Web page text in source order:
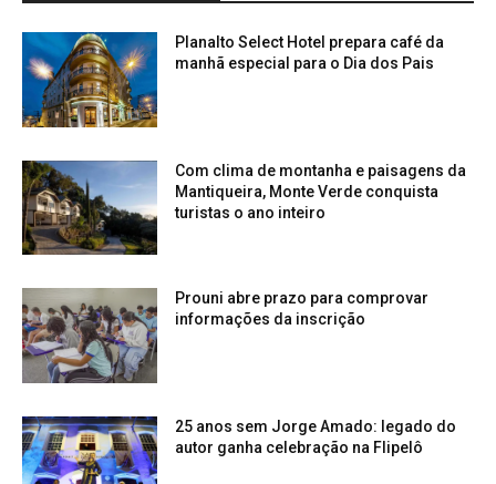
Planalto Select Hotel prepara café da
manhã especial para o Dia dos Pais
Com clima de montanha e paisagens da
Mantiqueira, Monte Verde conquista
turistas o ano inteiro
Prouni abre prazo para comprovar
informações da inscrição
25 anos sem Jorge Amado: legado do
autor ganha celebração na Flipelô